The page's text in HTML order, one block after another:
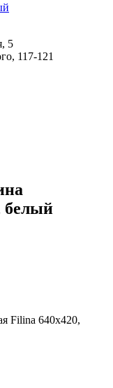
5
117-121
белый
Filina 640х420,